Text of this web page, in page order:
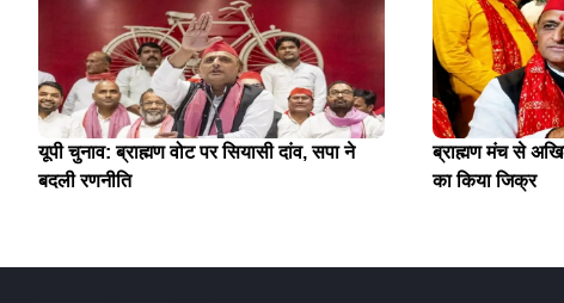
यूपी चुनाव: ब्राह्मण वोट पर सियासी दांव, सपा ने
बदली रणनीति
ब्राह्मण मंच से
का किया जिक्र